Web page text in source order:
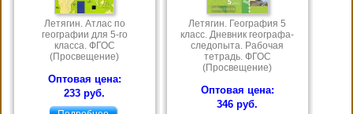
Летягин. Атлас по
географии для 5-го
класса. ФГОС
(Просвещение)
Оптовая цена:
233 руб.
Летягин. География 5
класс. Дневник географа-
следопыта. Рабочая
тетрадь. ФГОС
(Просвещение)
Оптовая цена:
346 руб.